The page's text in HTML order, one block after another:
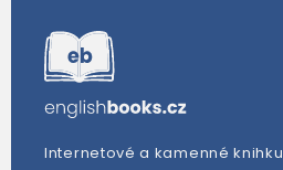
Internetové a kamenné